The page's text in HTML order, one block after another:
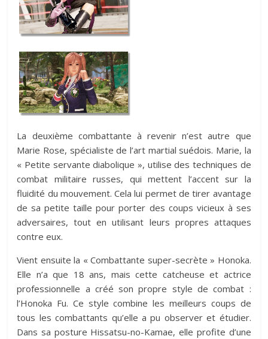
La deuxième combattante à revenir n’est autre que
Marie Rose, spécialiste de l’art martial suédois. Marie, la
« Petite servante diabolique », utilise des techniques de
combat militaire russes, qui mettent l’accent sur la
fluidité du mouvement. Cela lui permet de tirer avantage
de sa petite taille pour porter des coups vicieux à ses
adversaires, tout en utilisant leurs propres attaques
contre eux.
Vient ensuite la « Combattante super-secrète » Honoka.
Elle n’a que 18 ans, mais cette catcheuse et actrice
professionnelle a créé son propre style de combat :
l’Honoka Fu. Ce style combine les meilleurs coups de
tous les combattants qu’elle a pu observer et étudier.
Dans sa posture Hissatsu-no-Kamae, elle profite d’une